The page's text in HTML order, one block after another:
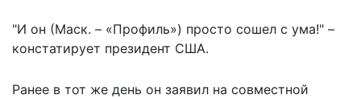
"И он (Маск. – «Профиль») просто сошел с ума!" –
констатирует президент США.
Ранее в тот же день он заявил на совместной